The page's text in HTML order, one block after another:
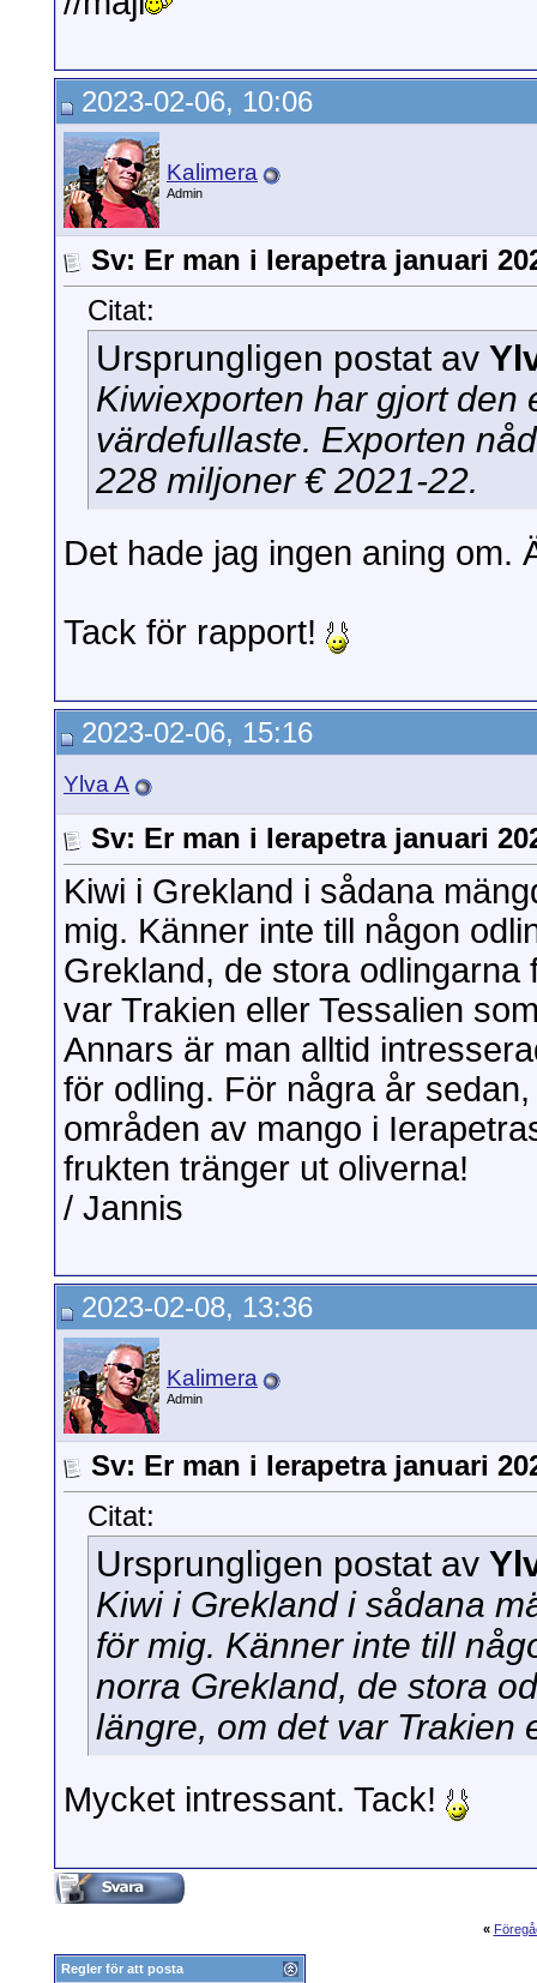
2023-02-06, 10:06
Kalimera
Admin
Sv: Er man i Ierapetra januari
Citat:
Ursprungligen postat av
Kiwiexporten har gjort den
värdefullaste. Exporten
228 miljoner € 2021-22.
Det hade jag ingen aning om.
Tack för rapport!
2023-02-06, 15:16
Ylva A
Sv: Er man i Ierapetra januari
Kiwi i Grekland i sådana
mig. Känner inte till någon
Grekland, de stora
var Trakien eller Tessalien
Annars är man alltid
för odling. För några år
områden av mango i
frukten tränger ut oliverna!
/ Jannis
2023-02-08, 13:36
Kalimera
Admin
Sv: Er man i Ierapetra januari
Citat:
Ursprungligen postat av
Kiwi i Grekland i sådana
för mig. Känner inte till
norra Grekland, de stora
längre, om det var Trakien
Mycket intressant. Tack!
«
Regler för att posta